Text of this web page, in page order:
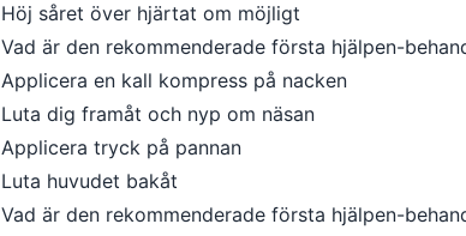
Höj såret över hjärtat om möjligt
Vad är den rekommenderade första hjälpen-
Applicera en kall kompress på nacken
Luta dig framåt och nyp om näsan
Applicera tryck på pannan
Luta huvudet bakåt
Vad är den rekommenderade första hjälpen-